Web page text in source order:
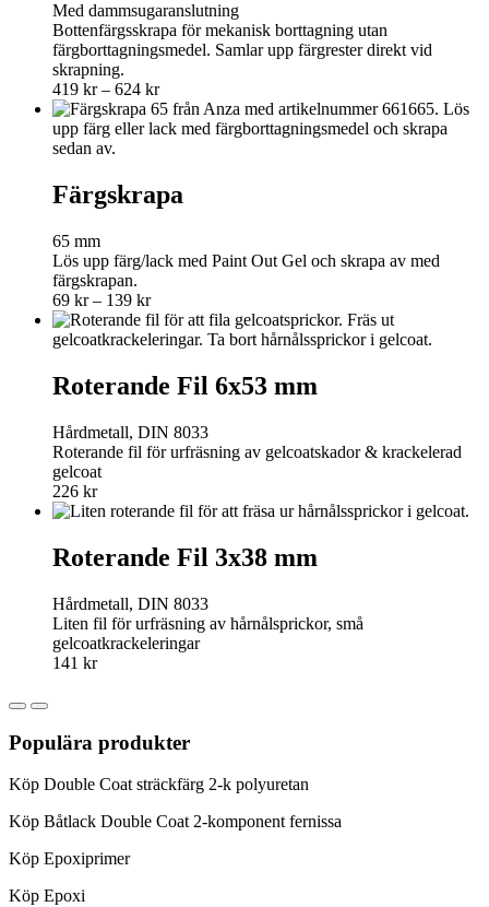
Med dammsugaranslutning
Bottenfärgsskrapa för mekanisk borttagning utan
färgborttagningsmedel. Samlar upp färgrester direkt vid
skrapning.
419 kr – 624 krPrice
range:
419 kr
Färgskrapa
65 mm
Lös upp färg/lack med Paint Out Gel och skrapa av med
färgskrapan.
69 kr – 139 krPrice
range:
69 kr
139 kr
Roterande Fil 6x53 mm
Hårdmetall, DIN 8033
Roterande fil för urfräsning av gelcoatskador & krackelerad
gelcoat
226 kr
Roterande Fil 3x38 mm
Hårdmetall, DIN 8033
Liten fil för urfräsning av hårnålsprickor, små
gelcoatkrackeleringar
141 kr
Populära produkter
Köp Double Coat sträckfärg 2-k polyuretan
Köp Båtlack Double Coat 2-komponent fernissa
Köp Epoxiprimer
Köp Epoxi